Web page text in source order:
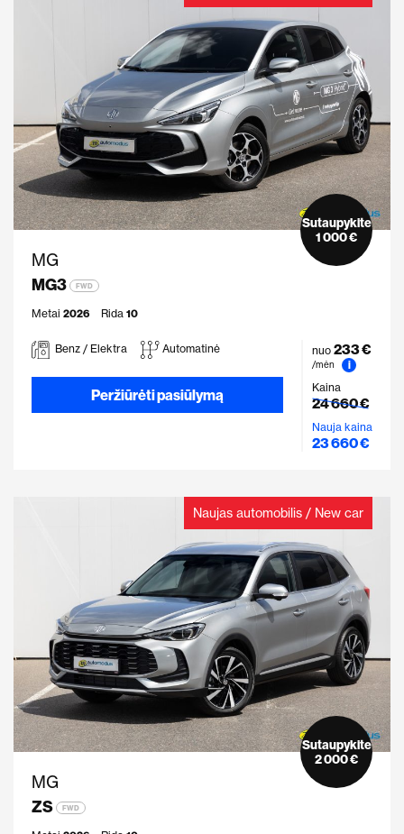
MG
MG3
FWD
Metai 2026 Rida 10
Sutaupykite
1 000 €
Benz / Elektra Automatinė
Peržiūrėti pasiūlymą
nuo 233 €
/mėn
i
Kaina
24 660 €
Nauja kaina
23 660 €
Naujas automobilis / New car
MG
ZS
FWD
Sutaupykite
2 000 €